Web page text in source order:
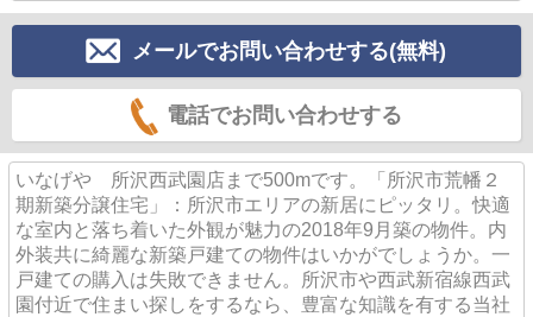
メールでお問い合わせする(無料)
電話でお問い合わせする
いなげや 所沢西武園店まで500mです。「所沢市荒幡２
期新築分譲住宅」：所沢市エリアの新居にピッタリ。快適
な室内と落ち着いた外観が魅力の2018年9月築の物件。内
外装共に綺麗な新築戸建ての物件はいかがでしょうか。一
戸建ての購入は失敗できません。所沢市や西武新宿線西武
園付近で住まい探しをするなら、豊富な知識を有する当社